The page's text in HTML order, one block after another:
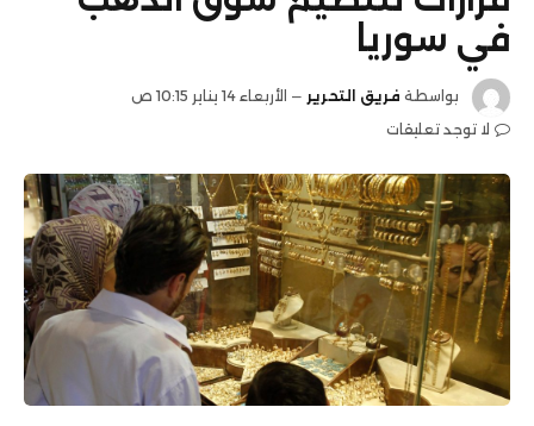
في سوريا
بواسطة فريق التحرير
الأربعاء 14 يناير 10:15 ص
لا توجد تعليقات